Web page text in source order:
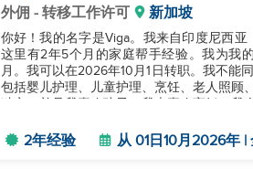
外佣 - 转移工作许可 新加坡
你好！我的名字是Viga。我来自印度尼西
这里有2年5个月的家庭帮手经验。我为我
月。我可以在2026年10月1日转职。我不能
包括婴儿护理、儿童护理、烹饪、老人照顾
2年经验 从 01日10月2026年 |